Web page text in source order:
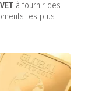
à fournir des
les plus